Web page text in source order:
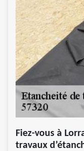
Fiez-vous à
travaux